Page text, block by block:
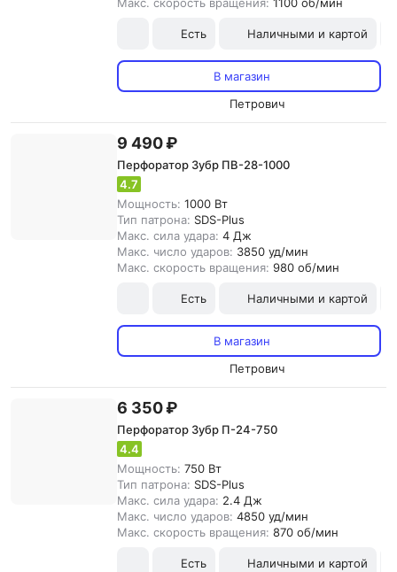
Есть Наличными и картой
В магазин
Петрович
9 490 ₽
Перфоратор Зубр ПВ-28-1000
4.7
Мощность: 1000 Вт
Тип патрона: SDS-Plus
Макс. сила удара: 4 Дж
Макс. число ударов: 3850 уд/мин
Макс. скорость вращения: 980 об/мин
Есть Наличными и картой
В магазин
Петрович
6 350 ₽
Перфоратор Зубр П-24-750
4.4
Мощность: 750 Вт
Тип патрона: SDS-Plus
Макс. сила удара: 2.4 Дж
Макс. число ударов: 4850 уд/мин
Макс. скорость вращения: 870 об/мин
Есть Наличными и картой